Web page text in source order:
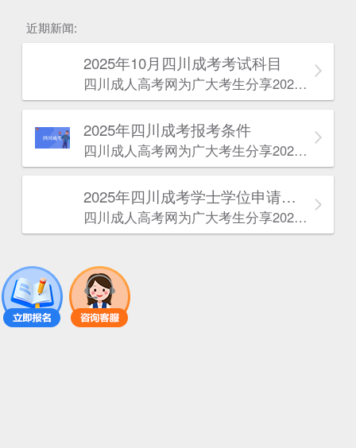
近期新闻:
2025年10月四川成考考试科目
四川成人高考网​为广大考生分享2025年10月四川成考考试科目。为广大在职人员和社会人士提供学历提升的机会。更多四川成考考试信息，欢迎在线访问四川成人高考网。
2025年‌‌‌‌四川成考报考条件
四川成人高考网​为广大考生分享2025年‌‌‌‌四川成考报考条件。为广大在职人员和社会人士提供学历提升的机会。更多四川成考考试信息，欢迎在线访问四川成人高考网。
2025年‌‌‌‌四川成考学士学位申请条件
四川成人高考网​为广大考生分享2025年‌‌‌‌四川成考学士学位申请条件。为广大在职人员和社会人士提供学历提升的机会。更多四川成考考试信息，欢迎在线访问四川成人高考网。